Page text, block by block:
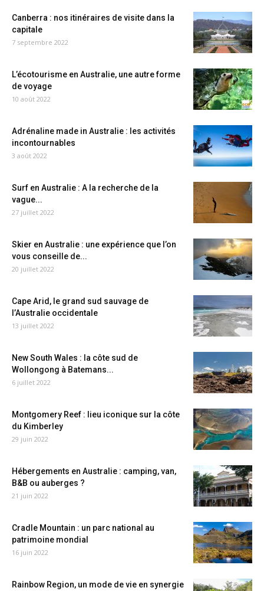
Canberra : nos itinéraires de visite dans la
capitale
7 septembre 2022
L’écotourisme en Australie, une autre forme
de voyage
10 août 2022
Adrénaline made in Australie : les activités
incontournables
3 août 2022
Surf en Australie : A la recherche de la
vague...
27 juillet 2022
Skier en Australie : une expérience que l’on
vous conseille de...
20 juillet 2022
Cape Arid, le grand sud sauvage de
l’Australie occidentale
13 juillet 2022
New South Wales : la côte sud de
Wollongong à Batemans...
6 juillet 2022
Montgomery Reef : lieu iconique sur la côte
du Kimberley
29 juin 2022
Hébergements en Australie : camping, van,
B&B ou auberges ?
21 juin 2022
Cradle Mountain : un parc national au
patrimoine mondial
16 juin 2022
Rainbow Region, un mode de vie en synergie